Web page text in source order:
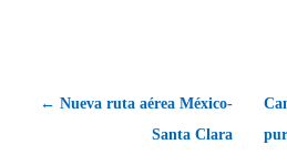
← Nueva ruta aérea México-
Santa Clara